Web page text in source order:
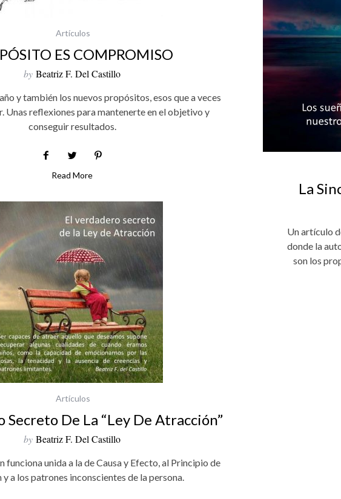
Artículos
ES COMPROMISO
by Beatriz F. Del Castillo
y también los nuevos propósitos, esos que a veces
Unas reflexiones para mantenerte en el objetivo y
conseguir resultados.
Read More
La
Un artículo
donde la
son los
Artículos
Secreto De La “ley De Atracción”
by Beatriz F. Del Castillo
funciona unida a la de Causa y Efecto, al Principio de
a los patrones inconscientes de la persona.